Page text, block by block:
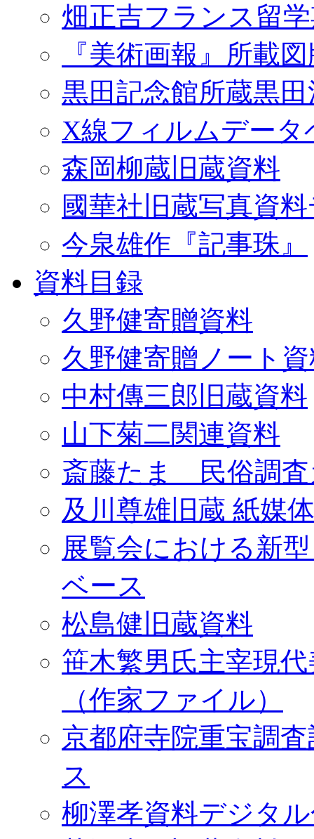
畑正吉フランス留
『美術画報』所載
黒田記念館所蔵黒
X線フィルムデータ
森岡柳蔵旧蔵資料
國華社旧蔵写真資
今泉雄作『記事珠』
資料目録
久野健寄贈資料
久野健寄贈ノート
中村傳三郎旧蔵資料
山下菊二関連資料
斎藤たま 民俗調査
及川尊雄旧蔵 紙媒
展覧会における新
ベース
松島健旧蔵資料
笹木繁男氏主宰現
（作家ファイル）
京都府寺院重宝調
ス
柳澤孝資料デジタ